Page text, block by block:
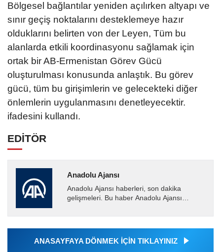
Bölgesel bağlantılar yeniden açılırken altyapı ve
sınır geçiş noktalarını desteklemeye hazır
olduklarını belirten von der Leyen, Tüm bu
alanlarda etkili koordinasyonu sağlamak için
ortak bir AB-Ermenistan Görev Gücü
oluşturulması konusunda anlaştık. Bu görev
gücü, tüm bu girişimlerin ve gelecekteki diğer
önlemlerin uygulanmasını denetleyecektir.
ifadesini kullandı.
EDİTÖR
Anadolu Ajansı
Anadolu Ajansı haberleri, son dakika
gelişmeleri. Bu haber Anadolu Ajansı
tarafından geçilen tüm...
ANASAYFAYA DÖNMEK İÇİN TIKLAYINIZ